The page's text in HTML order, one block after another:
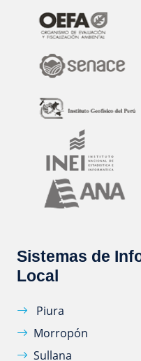
Sistemas de
Local
Piura
Morropón
Sullana